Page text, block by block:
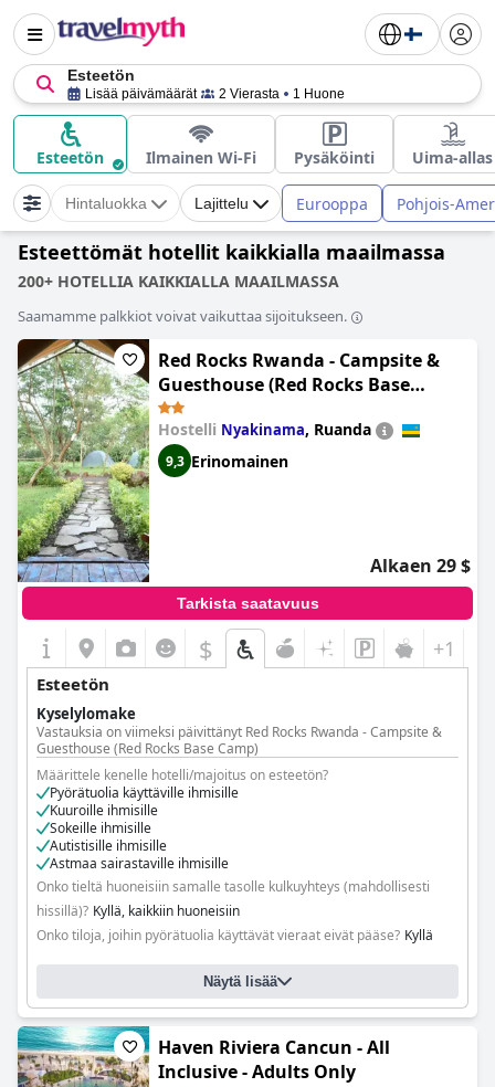
Esteetön
Lisää päivämäärät 2 Vierasta 1 Huone
Esteetön Ilmainen Wi-Fi Pysäköinti Uima-allas
Hintaluokka Lajittelu Eurooppa Pohjois-
Esteettömät hotellit kaikkialla maailmassa
200+ HOTELLIA KAIKKIALLA MAAILMASSA
Saamamme palkkiot voivat vaikuttaa sijoitukseen.
Red Rocks Rwanda - Campsite &
Guesthouse (Red Rocks Base
Camp)
Hostelli Nyakinama, Ruanda
9,3 Erinomainen
Alkaen 29 $
Tarkista saatavuus
$ +1
Esteetön
Kyselylomake
Vastauksia on viimeksi päivittänyt Red Rocks Rwanda - Campsite &
Guesthouse (Red Rocks Base Camp)
Määrittele kenelle hotelli/majoitus on esteetön?
Pyörätuolia käyttäville ihmisille
Kuuroille ihmisille
Sokeille ihmisille
Autistisille ihmisille
Astmaa sairastaville ihmisille
Onko tieltä huoneisiin samalle tasolle kulkuyhteys (mahdollisesti
hissillä)? Kyllä, kaikkiin huoneisiin
Onko tiloja, joihin pyörätuolia käyttävät vieraat eivät pääse? Kyllä
Näytä lisää
Haven Riviera Cancun - All
Inclusive - Adults Only